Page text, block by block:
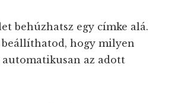
behúzhatsz egy címke alá.
beállíthatod, hogy milyen
automatikusan az adott